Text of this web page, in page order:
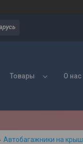
Товары О нас
Автобагажники на